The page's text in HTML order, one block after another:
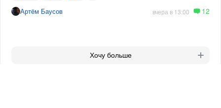
Артём Баусов вчера в 13:00 12
Хочу больше